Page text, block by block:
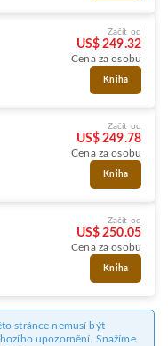
Začít od
US$ 249.32
Cena za osobu
Kniha
Začít od
US$ 249.78
Cena za osobu
Kniha
Začít od
US$ 250.05
Cena za osobu
Kniha
stránce nemusí být
upozornění. Snažíme